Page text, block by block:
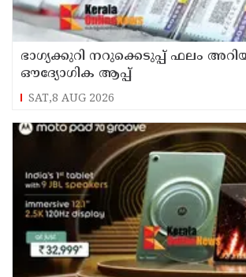
ഭാഗ്യക്കുറി നറുക്കെടുപ്പ് ഫലം
ഔദ്യോഗിക ആപ്പ്
SAT,8 AUG 2026